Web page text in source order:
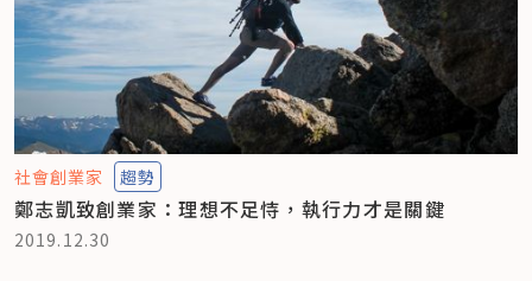
社會創業家 趨勢
鄭志凱致創業家：理想不足恃，執行力才是關鍵
2019.12.30